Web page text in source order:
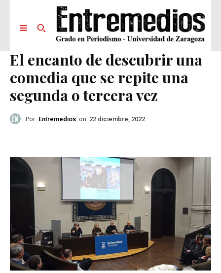
El encanto de descubrir una
comedia que se repite una
segunda o tercera vez
Por Entremedios on 22 diciembre, 2022